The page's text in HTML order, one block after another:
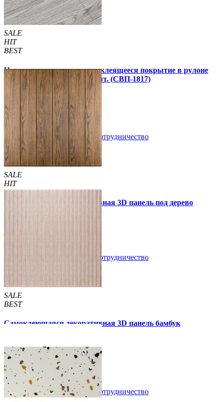
SALE
HIT
BEST
Напольное виниловое самоклеящееся покрытие в рулоне
3000х600х1,5мм, цена за 1 шт. (СВП-1817)
990 грн. 1 390 грн.
Купить В закладки Сотрудничество
SALE
HIT
Самоклеющаяся декоративная 3D панель под дерево
Сотрудничество
SALE
BEST
Самоклеющаяся декоративная 3D панель бамбук
129 грн. /шт 160 грн. /шт
Купить В закладки Сотрудничество